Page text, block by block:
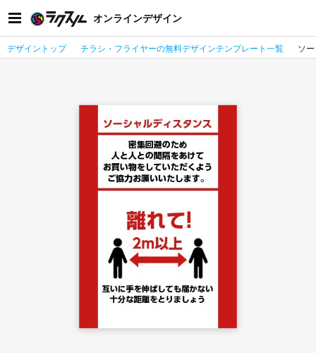
オンラインデザイン
デザイントップ チラシ・フライヤーの無料デザインテンプレート一覧 ソ